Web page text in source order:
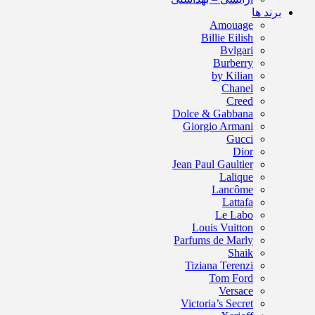
برند ها
Amouage
Billie Eilish
Bvlgari
Burberry
by Kilian
Chanel
Creed
Dolce & Gabbana
Giorgio Armani
Gucci
Dior
Jean Paul Gaultier
Lalique
Lancôme
Lattafa
Le Labo
Louis Vuitton
Parfums de Marly
Shaik
Tiziana Terenzi
Tom Ford
Versace
Victoria’s Secret